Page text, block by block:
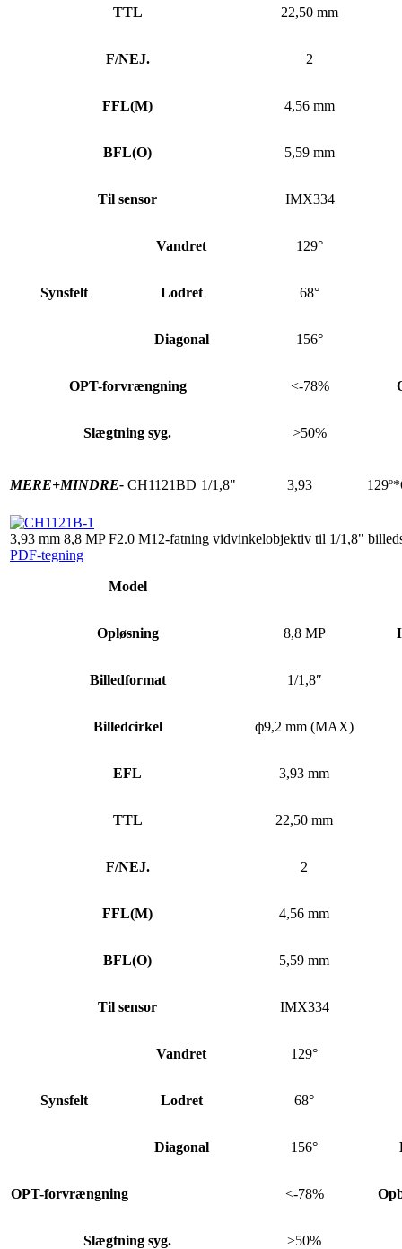
TTL 22,50 mm
F/NEJ. 2
FFL(M) 4,56 mm
BFL(O) 5,59 mm
Til sensor IMX334
Synsfelt
Vandret 129°
Lodret 68°
Diagonal 156°
OPT-forvrængning <-78%
Slægtning syg. >50%
MERE+MINDRE- CH1121BD 1/1,8" 3,93
3,93 mm 8,8 MP F2.0 M12-fatning vidvinkelobjektiv til 1/1,8"
PDF-tegning
Model
Opløsning 8,8 MP
Billedformat 1/1,8″
Billedcirkel ф9,2 mm (MAX)
EFL 3,93 mm
TTL 22,50 mm
F/NEJ. 2
FFL(M) 4,56 mm
BFL(O) 5,59 mm
Til sensor IMX334
Synsfelt
Vandret 129°
Lodret 68°
Diagonal 156°
OPT-forvrængning <-78%
Slægtning syg. >50%